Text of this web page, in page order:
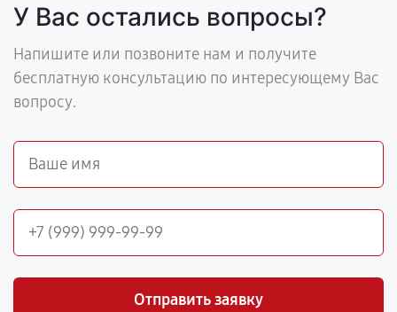
У Вас остались вопросы?
Напишите или позвоните нам и получите
бесплатную консультацию по интересующему Вас
вопросу.
Отправить заявку